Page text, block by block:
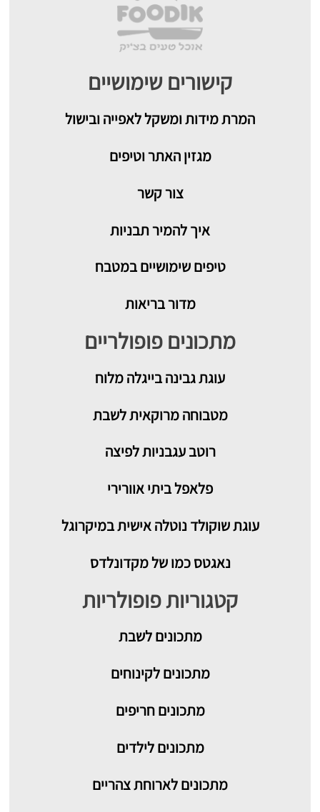
קישורים שימושיים
המרת מידות ומשקל לאפייה ובישול
מגזין האתר וטיפים
צור קשר
איך להמיר תבניות
טיפים שימושיים במטבח
מדור בריאות
מתכונים פופולריים
עוגת גבינה בייגלה מלוח
מטבוחה מרוקאית לשבת
רוטב עגבניות לפיצה
פלאפל ביתי אוורירי
עוגת שוקולד נוטלה אישית במיקרוגל
נאגטס כמו של מקדונלדס
קטגוריות פופולריות
מתכוניםלשבת
מתכונים לקינוחים
מתכונים חריפים
מתכונים לילדים
מתכונים לארוחת צהריים